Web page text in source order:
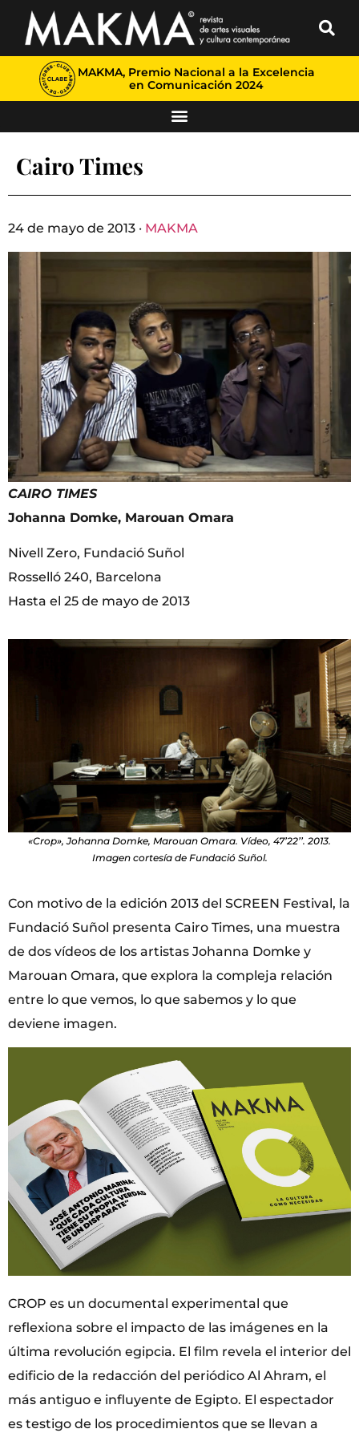
MAKMA, Premio Nacional a la Excelencia
en Comunicación 2024
Cairo Times
24 de mayo de 2013 · MAKMA
CAIRO TIMES
Johanna Domke, Marouan Omara
Nivell Zero, Fundació Suñol
Rosselló 240, Barcelona
Hasta el 25 de mayo de 2013
«Crop», Johanna Domke, Marouan Omara. Vídeo, 47’22’’. 2013.
Imagen cortesía de Fundació Suñol.
Con motivo de la edición 2013 del SCREEN Festival, la
Fundació Suñol presenta Cairo Times, una muestra
de dos vídeos de los artistas Johanna Domke y
Marouan Omara, que explora la compleja relación
entre lo que vemos, lo que sabemos y lo que
deviene imagen.
CROP es un documental experimental que
reflexiona sobre el impacto de las imágenes en la
última revolución egipcia. El film revela el interior del
edificio de la redacción del periódico Al Ahram, el
más antiguo e influyente de Egipto. El espectador
es testigo de los procedimientos que se llevan a